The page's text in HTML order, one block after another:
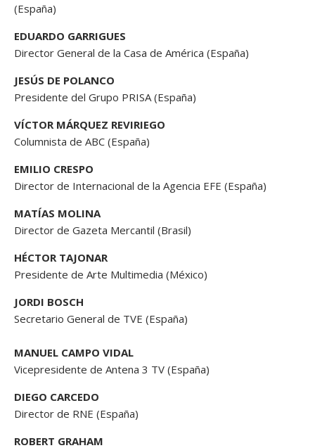
(España)
EDUARDO GARRIGUES
Director General de la Casa de América (España)
JESÚS DE POLANCO
Presidente del Grupo PRISA (España)
VÍCTOR MÁRQUEZ REVIRIEGO
Columnista de ABC (España)
EMILIO CRESPO
Director de Internacional de la Agencia EFE (España)
MATÍAS MOLINA
Director de Gazeta Mercantil (Brasil)
HÉCTOR TAJONAR
Presidente de Arte Multimedia (México)
JORDI BOSCH
Secretario General de TVE (España)
MANUEL CAMPO VIDAL
Vicepresidente de Antena 3 TV (España)
DIEGO CARCEDO
Director de RNE (España)
ROBERT GRAHAM